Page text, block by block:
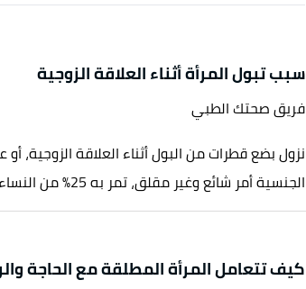
سبب تبول المرأة أثناء العلاقة الزوجية
فريق صحتك الطبي
نزول بضع قطرات من البول أثناء العلاقة الزوجية، أو
الجنسية أمر شائع وغير مقلق، تمر به 25% من النساء، فما هي...
كيف تتعامل المرأة المطلقة مع الحاجة